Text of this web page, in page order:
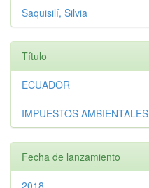
Saquisilí, Silvia
Título
ECUADOR
IMPUESTOS AMBIENTALES
Fecha de lanzamiento
2018